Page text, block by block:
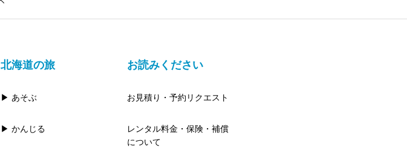
北海道の旅
▶ あそぶ
▶ かんじる
お読みください
お見積り・予約リクエスト
レンタル料金・保険・補償
について